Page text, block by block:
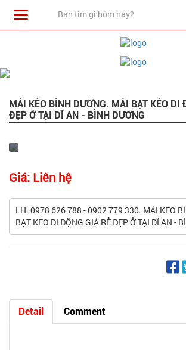
MÁI KÉO BÌNH DƯƠNG. MÁI BẠT KÉO DI
ĐẸP Ở TẠI DĨ AN - BÌNH DƯƠNG
Giá: Liên hệ
LH: 0978 626 788 - 0902 779 330. MÁI KÉO
BẠT KÉO DI ĐỘNG GIÁ RẺ ĐẸP Ở TẠI DĨ AN -
Detail Comment